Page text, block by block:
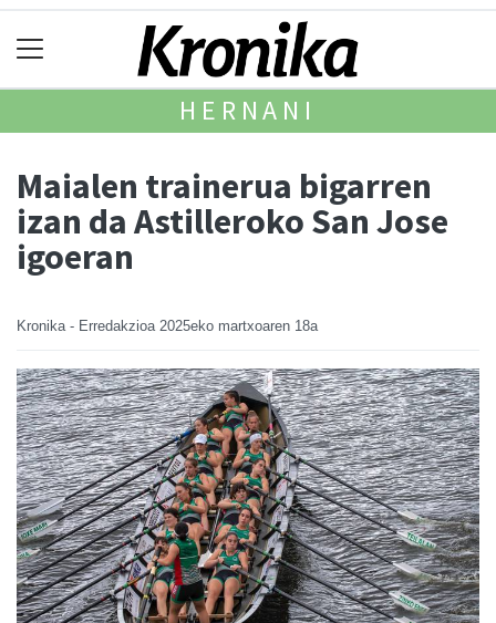
HERNANI
Maialen trainerua bigarren
izan da Astilleroko San Jose
igoeran
Kronika - Erredakzioa 2025eko martxoaren 18a